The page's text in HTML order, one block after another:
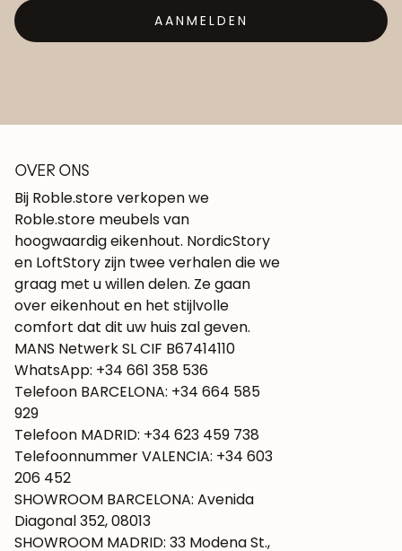
AANMELDEN
OVER ONS
Bij Roble.store verkopen we
Roble.store meubels van
hoogwaardig eikenhout. NordicStory
en LoftStory zijn twee verhalen die we
graag met u willen delen. Ze gaan
over eikenhout en het stijlvolle
comfort dat dit uw huis zal geven.
MANS Netwerk SL CIF B67414110
WhatsApp: +34 661 358 536
Telefoon BARCELONA: +34 664 585
929
Telefoon MADRID: +34 623 459 738
Telefoonnummer VALENCIA: +34 603
206 452
SHOWROOM BARCELONA: Avenida
Diagonal 352, 08013
SHOWROOM MADRID: 33 Modena St.,